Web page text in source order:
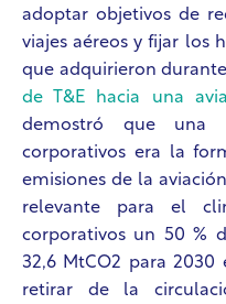
adoptar objetivos de
viajes aéreos y fijar los
que adquirieron
de T&E hacia una
demostró que una
corporativos era la
emisiones de la
relevante para el
corporativos un 50 %
32,6 MtCO2 para
retirar de la